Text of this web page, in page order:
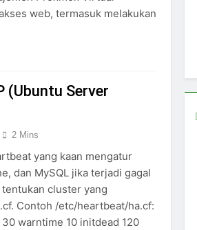
web, termasuk melakukan
(Ubuntu Server
2 Mins
yang kaan mengatur
dan MySQL jika terjadi gagal
cluster yang
Contoh /etc/heartbeat/ha.cf:
warntime 10 initdead 120